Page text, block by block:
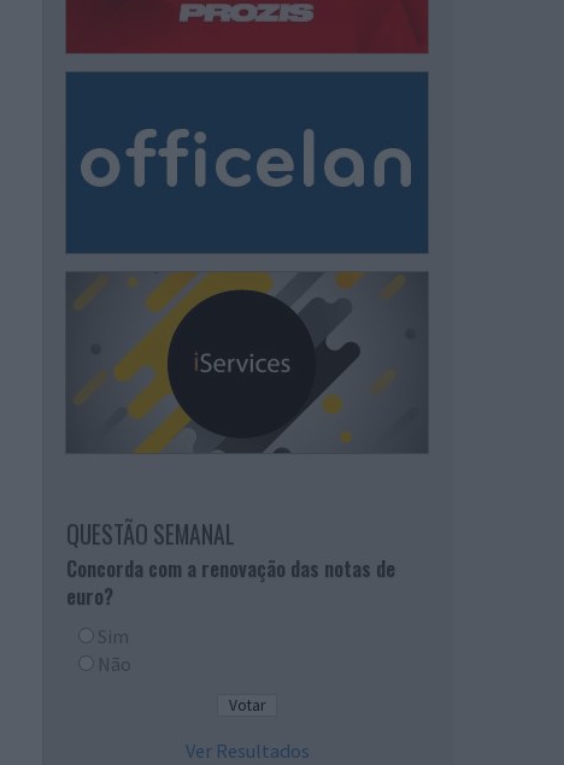
QUESTÃO SEMANAL
Concorda com a renovação das notas de
euro?
Sim
Não
Ver Resultados